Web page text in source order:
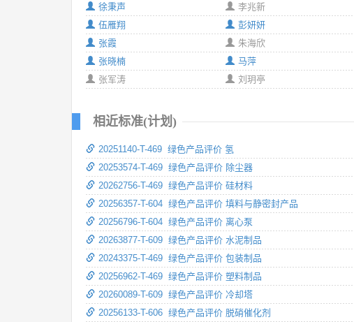
徐秉声
李兆新
伍雁翔
彭妍妍
张霞
朱海欣
张晓楠
马萍
张军涛
刘玥亭
相近标准(计划)
20251140-T-469 绿色产品评价 氢
20253574-T-469 绿色产品评价 除尘器
20262756-T-469 绿色产品评价 硅材料
20256357-T-604 绿色产品评价 填料与静密封产品
20256796-T-604 绿色产品评价 离心泵
20263877-T-609 绿色产品评价 水泥制品
20243375-T-469 绿色产品评价 包装制品
20256962-T-469 绿色产品评价 塑料制品
20260089-T-609 绿色产品评价 冷却塔
20256133-T-606 绿色产品评价 脱硝催化剂